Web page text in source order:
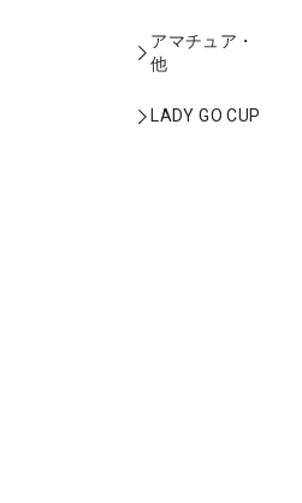
アマチュア・
他
LADY GO CUP